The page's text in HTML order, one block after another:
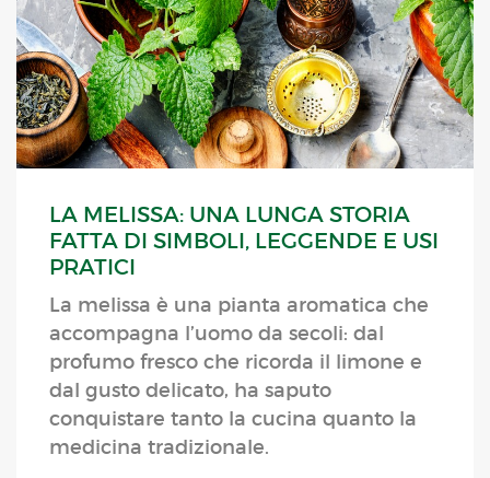
LA MELISSA: UNA LUNGA STORIA
FATTA DI SIMBOLI, LEGGENDE E USI
PRATICI
La melissa è una pianta aromatica che
accompagna l’uomo da secoli: dal
profumo fresco che ricorda il limone e
dal gusto delicato, ha saputo
conquistare tanto la cucina quanto la
medicina tradizionale.